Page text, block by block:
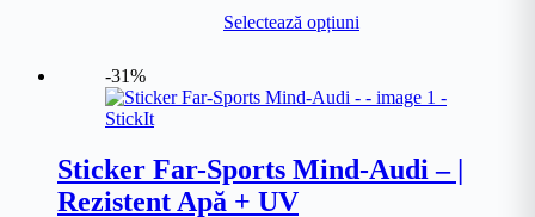
Selectează opțiuni
produs
multe
pot
fi
alese
-31%
Sticker Far-Sports Mind-Audi – |
Rezistent Apă + UV